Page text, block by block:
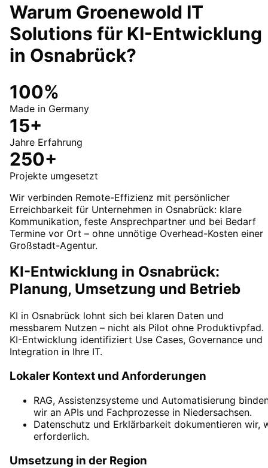
Warum Groenewold IT
Solutions für KI-Entwicklung
in Osnabrück?
100%
Made in Germany
15+
Jahre Erfahrung
250+
Projekte umgesetzt
Wir verbinden Remote-Effizienz mit persönlicher
Erreichbarkeit für Unternehmen in Osnabrück: klare
Kommunikation, feste Ansprechpartner und bei Bedarf
Termine vor Ort – ohne unnötige Overhead-Kosten einer
Großstadt-Agentur.
KI-Entwicklung in Osnabrück:
Planung, Umsetzung und Betrieb
KI in Osnabrück lohnt sich bei klaren Daten und
messbarem Nutzen – nicht als Pilot ohne Produktivpfad.
KI-Entwicklung identifiziert Use Cases, Governance und
Integration in Ihre IT.
Lokaler Kontext und Anforderungen
RAG, Assistenzsysteme und Automatisierung
wir an APIs und Fachprozesse in Niedersachsen.
Datenschutz und Erklärbarkeit dokumentieren wir,
erforderlich.
Umsetzung in der Region